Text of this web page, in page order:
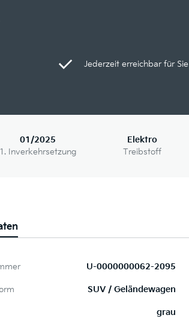
Jederzeit erreichbar für Sie
01/2025
1. Inverkehrsetzung
Elektro
Treibstoff
U-0000000062-2095
SUV / Geländewagen
grau